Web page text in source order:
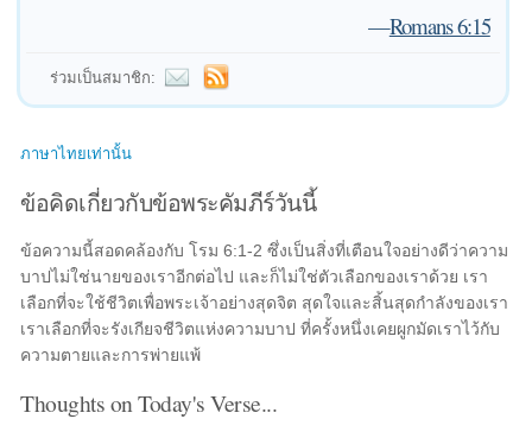
—Romans 6:15
ร่วมเป็นสมาชิก:
ภาษาไทยเท่านั้น
ข้อคิดเกี่ยวกับข้อพระคัมภีร์วันนี้
ข้อความนี้สอดคล้องกับ โรม 6:1-2 ซึ่งเป็นสิ่งที่เตือนใจอย่างดีว่าความ
บาปไม่ใช่นายของเราอีกต่อไป และก็ไม่ใช่ตัวเลือกของเราด้วย เรา
เลือกที่จะใช้ชีวิตเพื่อพระเจ้าอย่างสุดจิต สุดใจและสิ้นสุดกำลังของเรา
เราเลือกที่จะรังเกียจชีวิตแห่งความบาป ที่ครั้งหนึ่งเคยผูกมัดเราไว้กับ
ความตายและการพ่ายแพ้
Thoughts on Today's Verse...